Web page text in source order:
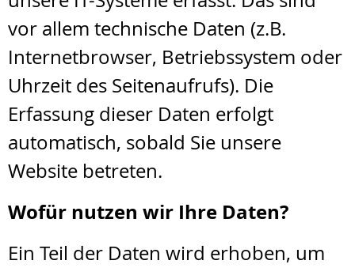
vor allem technische Daten (z.B.
Internetbrowser, Betriebssystem oder
Uhrzeit des Seitenaufrufs). Die
Erfassung dieser Daten erfolgt
automatisch, sobald Sie unsere
Website betreten.
Wofür nutzen wir Ihre Daten?
Ein Teil der Daten wird erhoben, um